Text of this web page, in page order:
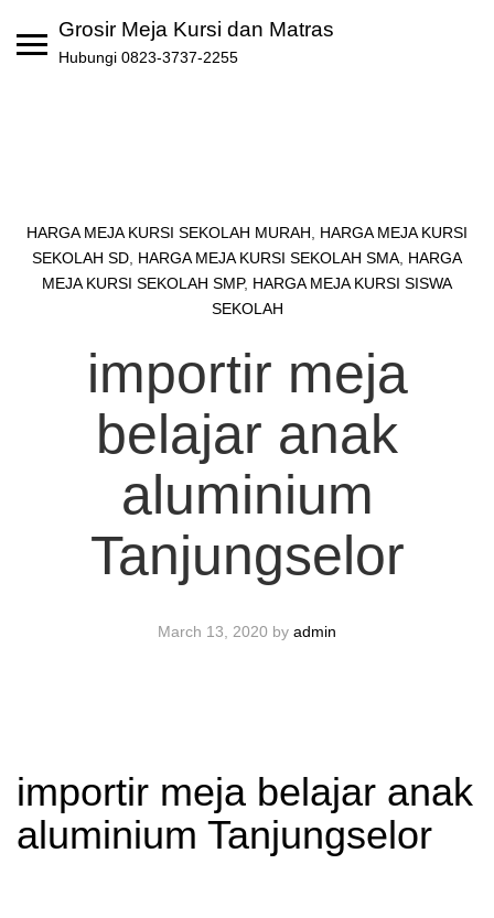
Grosir Meja Kursi dan Matras
Hubungi 0823-3737-2255
HARGA MEJA KURSI SEKOLAH MURAH
HARGA MEJA KURSI
SEKOLAH SD HARGA MEJA KURSI SEKOLAH SMA HARGA
MEJA KURSI SEKOLAH SMP, HARGA MEJA KURSI SISWA
SEKOLAH
importir meja
belajar anak
aluminium
Tanjungselor
March 13, 2020 by admin
importir meja belajar anak
aluminium Tanjungselor